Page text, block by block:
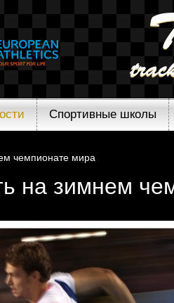
Спортивные школы
чемпионате мира
на зимнем